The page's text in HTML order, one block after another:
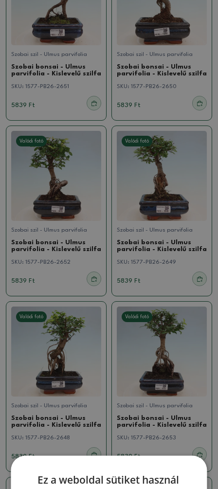
Szobai szil - Ulmus parvifolia
Szobai bonsai - Ulmus
parvifolia - Kislevelű szilfa
SKU: 1577-PB26-2651
5839 Ft
Szobai szil - Ulmus parvifolia
Szobai bonsai - Ulmus
parvifolia - Kislevelű szilfa
SKU: 1577-PB26-2650
5839 Ft
Valódi fotó
Szobai szil - Ulmus parvifolia
Szobai bonsai - Ulmus
parvifolia - Kislevelű szilfa
SKU: 1577-PB26-2652
5839 Ft
Valódi fotó
Szobai szil - Ulmus parvifolia
Szobai bonsai - Ulmus
parvifolia - Kislevelű szilfa
SKU: 1577-PB26-2649
5839 Ft
Valódi fotó
Szobai szil - Ulmus parvifolia
Szobai bonsai - Ulmus
parvifolia - Kislevelű szilfa
SKU: 1577-PB26-2648
5839 Ft
Valódi fotó
Szobai szil - Ulmus parvifolia
Szobai bonsai - Ulmus
parvifolia - Kislevelű szilfa
SKU: 1577-PB26-2653
5839 Ft
Ez a weboldal sütiket használ